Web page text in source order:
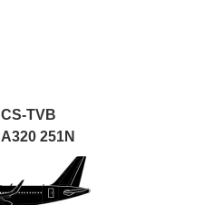
CS-TVB
A320 251N